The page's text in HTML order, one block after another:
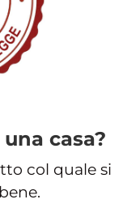
casa?
col quale si